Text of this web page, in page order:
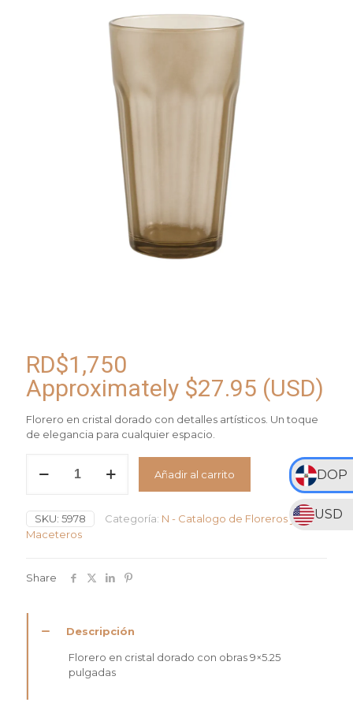
DOP
USD
RD$1,750
Approximately $27.95 (USD)
Florero en cristal dorado con detalles artísticos. Un toque
de elegancia para cualquier espacio.
con
Obras
Añadir al carrito
SKU: 5978 Categoría: N - Catalogo de Floreros y
Maceteros
Share
Descripción
Florero en cristal dorado con obras 9×5.25
pulgadas